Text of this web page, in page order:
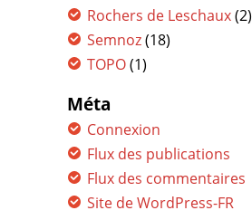
Rochers de Leschaux(2)
Semnoz(18)
TOPO(1)
Méta
Connexion
Flux des publications
Flux des commentaires
Site de WordPress-FR